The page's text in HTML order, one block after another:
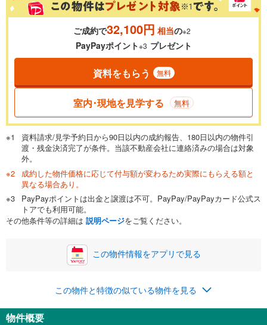
0.01%
一般的には最長35年まで借り入れ可能です。多くの金融機関
が完済時の年齢は80歳までを条件としています。
閉じる
頭金 万円
0万円 2,140万円
自己資金から住宅購入にかけられる金額を入力してくださ
い。一般的には物件価格の2割までが目安です。
閉じる
ボーナス
万円
0円
ナス時の増額分（1回分）を入力してください。
ボーナス払いの限度額は金融機関によって異なります。
月々の返済額
ご成約で32,100円 相当の※2
PayPayポイント※3 プレゼント
資料をもらう 無料
室内･現地を見学する 無料
資料請求/見学予約日から90日以内の成約報告、180日以内の物件引
渡・残金決済完了が条件。当該不動産会社に連絡済みの場合は対象
外。
成約した物件価格に応じて付与額が変わるため実際にもらえる額と
異なる場合あり。
PayPayポイントは出金と譲渡は不可。PayPay/PayPayカード公式ス
トアでも利用可能。
その他条件等の詳細は 説明ページをご覧ください。
この物件情報をアプリで見る
この物件と特徴の似ている物件を見る
物件概要